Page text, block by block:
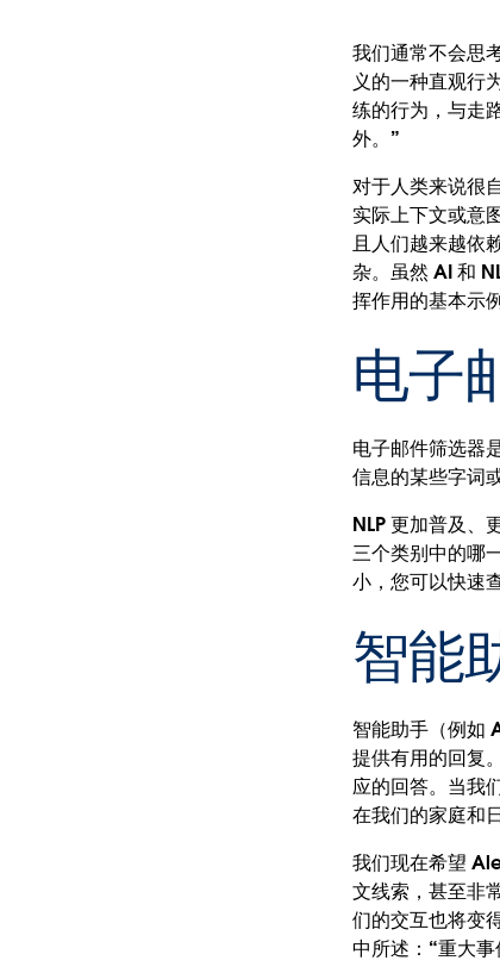
我们通常不会思
义的一种直观行
练的行为，与走
外。”
对于人类来说很
实际上下文或意
且人们越来越依
杂。虽然 AI 和
挥作用的基本示
电子
电子邮件筛选器
信息的某些字词
NLP 更加普及、
三个类别中的哪
小，您可以快速
智能
智能助手（例如
提供有用的回复
应的回答。当我
在我们的家庭和
我们现在希望
文线索，甚至非
们的交互也将变
中所述：“重大